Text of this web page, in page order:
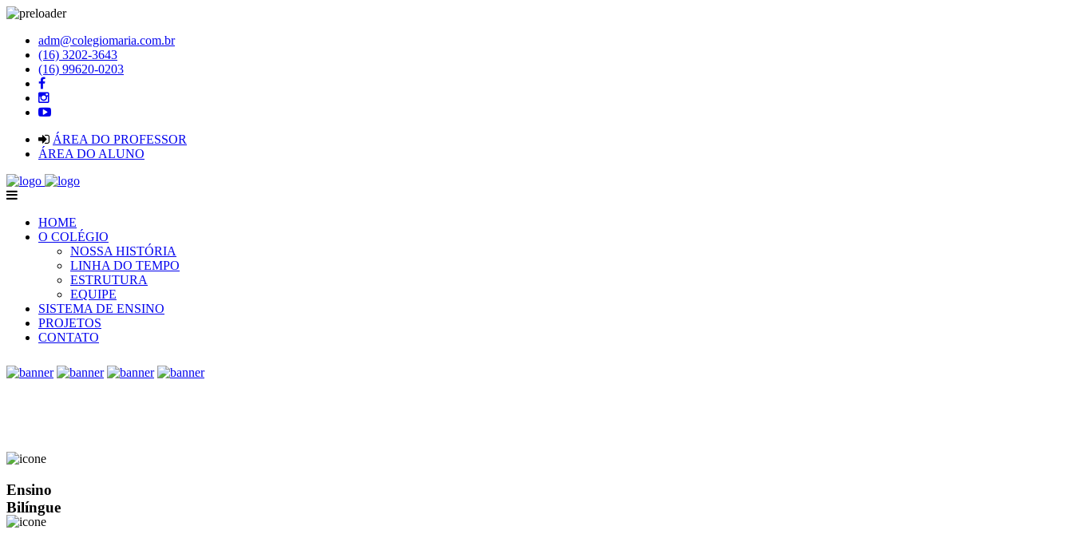
adm@colegiomaria.com.br
(16) 3202-3643
(16) 99620-0203
ÁREA DO PROFESSOR
ÁREA DO ALUNO
HOME
O COLÉGIO
NOSSA HISTÓRIA
LINHA DO TEMPO
ESTRUTURA
EQUIPE
SISTEMA DE ENSINO
PROJETOS
CONTATO
Ensino
Bilíngue